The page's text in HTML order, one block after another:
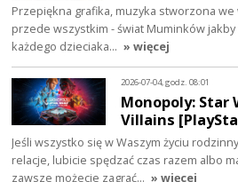
Przepiękna grafika, muzyka stworzona we
przede wszystkim - świat Muminków
każdego dzieciaka… » więcej
2026-07-04, godz. 08:01
Monopoly: Star
Villains
Jeśli wszystko się w Waszym życiu
relacje, lubicie spędzać czas razem albo
zawsze możecie zagrać… » więcej